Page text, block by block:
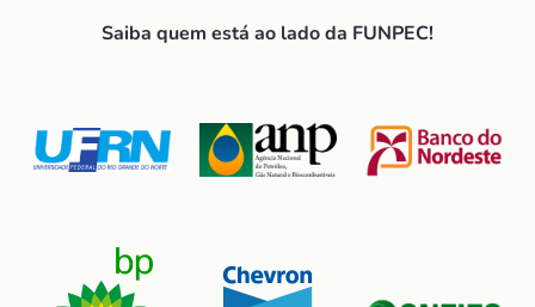
Saiba quem está ao lado da FUNPEC!